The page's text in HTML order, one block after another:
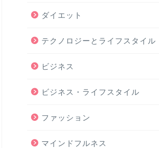
ダイエット
テクノロジーとライフスタイル
ビジネス
ビジネス・ライフスタイル
ファッション
マインドフルネス